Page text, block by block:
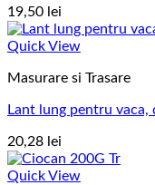
19,50 lei
Quick View
Masurare si Trasare
Lant lung pentru
20,28 lei
Quick View